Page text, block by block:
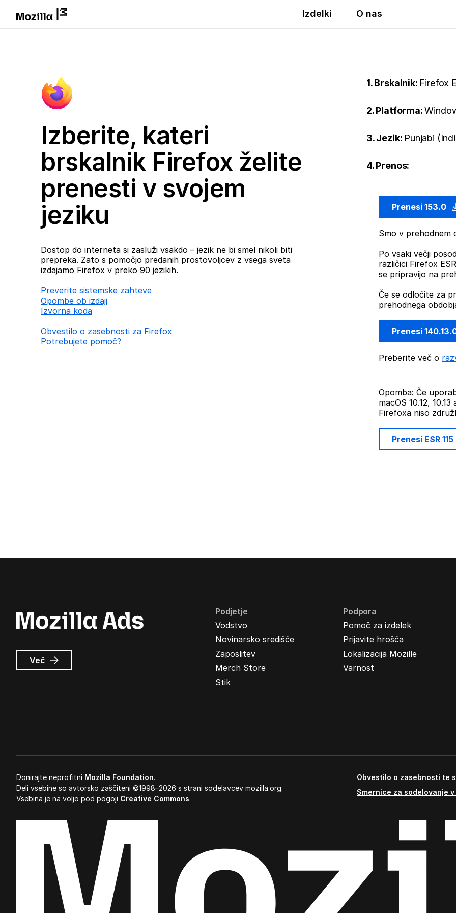
Izdelki O nas
Izberite, kateri
brskalnik Firefox želite
prenesti v svojem
jeziku
Dostop do interneta si zasluži vsakdo – jezik ne bi smel nikoli biti
prepreka. Zato s pomočjo predanih prostovoljcev z vsega sveta
izdajamo Firefox v preko 90 jezikih.
Preverite sistemske zahteve
Opombe ob izdaji
Izvorna koda
Obvestilo o zasebnosti za Firefox
Potrebujete pomoč?
1. Brskalnik: Firefox
2. Platforma:
3. Jezik: Punjabi
4. Prenos:
Prenesi 153.0
Smo v prehodnem
Po vsaki večji
različici Firefox
se pripravijo na
Če se odločite za
prehodnega
Prenesi
Preberite več o
Opomba: Če
macOS 10.12,
Firefoxa niso
Prenesi ESR 115
Več o
Oglasi
Podjetje
Vodstvo
Novinarsko središče
Zaposlitev
Merch Store
Stik
Podpora
Pomoč za izdelek
Prijavite hrošča
Lokalizacija Mozille
Varnost
Donirajte neprofitni Mozilla Foundation.
Deli vsebine so avtorsko zaščiteni ©1998–2026 s strani sodelavcev mozilla.org.
Vsebina je na voljo pod pogoji Creative Commons.
Obvestilo o zasebnosti te
Smernice za sodelovanje